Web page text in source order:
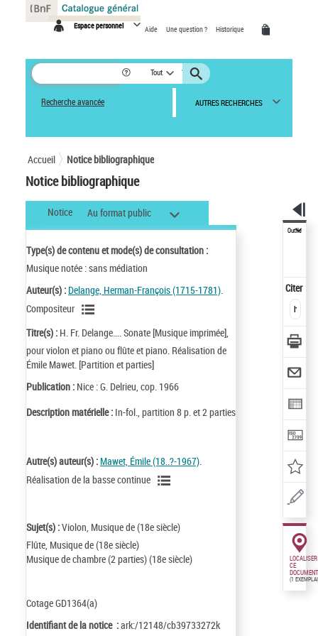
Espace personnel Aide Une question ? Historique
Tout
Recherche avancée AUTRES RECHERCHES
Accueil Notice bibliographique
Notice bibliographique
Notice Au format public
Type(s) de contenu et mode(s) de consultation :
Musique notée : sans médiation
Auteur(s) : Delange, Herman-François (1715-1781).
Compositeur
Titre(s) : H. Fr. Delange.... Sonate [Musique imprimée],
pour violon et piano ou flûte et piano. Réalisation de
Émile Mawet. [Partition et parties]
Publication : Nice : G. Delrieu, cop. 1966
Description matérielle : In-fol., partition 8 p. et 2 parties
Autre(s) auteur(s) : Mawet, Émile (18..?-1967).
Réalisation de la basse continue
Sujet(s) :Violon, Musique de (18e siècle)
Flûte, Musique de (18e siècle)
Musique de chambre (2 parties) (18e siècle)
Cotage GD1364(a)
Identifiant de la notice :ark:/12148/cb39733272k
Outils
Citer
LOCALISER
CE
DOCUMENT
(1
Panneau de gestion des cookies